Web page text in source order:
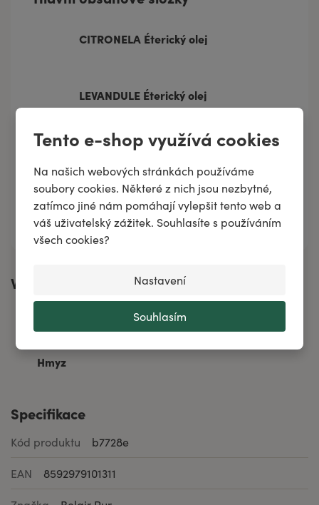
Tento e-shop využívá cookies
Na našich webových stránkách používáme
soubory cookies. Některé z nich jsou nezbytné,
zatímco jiné nám pomáhají vylepšit tento web a
váš uživatelský zážitek. Souhlasíte s používáním
všech cookies?
Nastavení
Souhlasím
CITRONELA Éterický olej
LEVANDULE Éterický olej
Líh
Všechny složky
Vhodné při
Hmyz
Specifikace
Kód produktu b7728e
EAN 8592979101311